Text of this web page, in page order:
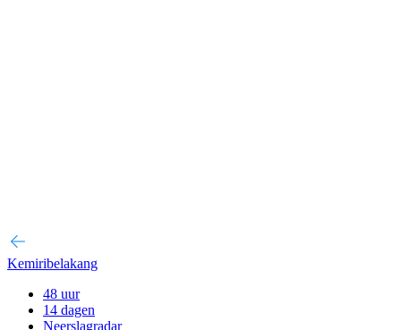
Kemiribelakang
48 uur
14 dagen
Neerslagradar